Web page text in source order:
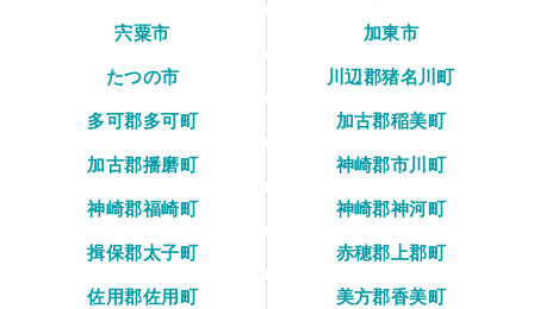
宍粟市
加東市
たつの市
川辺郡猪名川町
多可郡多可町
加古郡稲美町
加古郡播磨町
神崎郡市川町
神崎郡福崎町
神崎郡神河町
揖保郡太子町
赤穂郡上郡町
佐用郡佐用町
美方郡香美町